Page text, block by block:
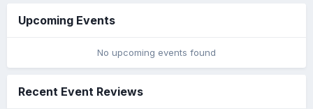
Upcoming Events
No upcoming events found
Recent Event Reviews